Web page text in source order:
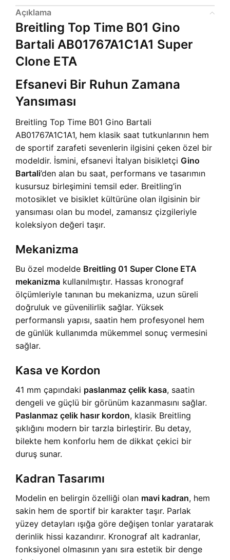
Açıklama
Breitling Top Time B01 Gino
Bartali AB01767A1C1A1 Super
Clone ETA
Efsanevi Bir Ruhun Zamana
Yansıması
Breitling Top Time B01 Gino Bartali
AB01767A1C1A1, hem klasik saat tutkunlarının hem
de sportif zarafeti sevenlerin ilgisini çeken özel bir
modeldir. İsmini, efsanevi İtalyan bisikletçi Gino
Bartali’den alan bu saat, performans ve tasarımın
kusursuz birleşimini temsil eder. Breitling’in
motosiklet ve bisiklet kültürüne olan ilgisinin bir
yansıması olan bu model, zamansız çizgileriyle
koleksiyon değeri taşır.
Mekanizma
Bu özel modelde Breitling 01 Super Clone ETA
mekanizma kullanılmıştır. Hassas kronograf
ölçümleriyle tanınan bu mekanizma, uzun süreli
doğruluk ve güvenilirlik sağlar. Yüksek
performanslı yapısı, saatin hem profesyonel hem
de günlük kullanımda mükemmel sonuç vermesini
sağlar.
Kasa ve Kordon
41 mm çapındaki paslanmaz çelik kasa, saatin
dengeli ve güçlü bir görünüm kazanmasını sağlar.
Paslanmaz çelik hasır kordon, klasik Breitling
şıklığını modern bir tarzla birleştirir. Bu detay,
bilekte hem konforlu hem de dikkat çekici bir
duruş sunar.
Kadran Tasarımı
Modelin en belirgin özelliği olan mavi kadran, hem
sakin hem de sportif bir karakter taşır. Parlak
yüzey detayları ışığa göre değişen tonlar yaratarak
derinlik hissi kazandırır. Kronograf alt kadranlar,
fonksiyonel olmasının yanı sıra estetik bir denge